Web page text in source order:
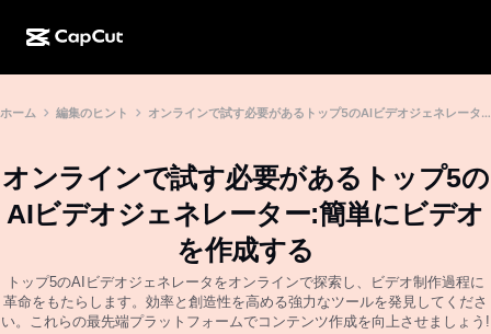
CapCutデスクトップ
CapCutオンライン
CapCut Pad
Dreamina AI
AI作成
動画スタジオ
AI動画ジェネレーター
AI画像ジェネレーター
機能
動画エディター＆ジェネレーター
画像エディター＆ジェネレーター
音声ジェネレーター＆エディター
ソーシャルメディアのテンプレート
ホリデーのテンプレート
その他
カレンダーのテンプレート
その他の情報
取り組み
アフィリエイト
パイオニアプログラム
ホーム 編集のヒント オンラインで試す必要があるトップ5のAIビデオジェネレーター:簡単にビデオを作成する
オンラインで試す必要があるトップ5の
AIビデオジェネレーター:簡単にビデオ
を作成する
トップ5のAIビデオジェネレータをオンラインで探索し、ビデオ制作過程に
革命をもたらします。効率と創造性を高める強力なツールを発見してくださ
い。これらの最先端プラットフォームでコンテンツ作成を向上させましょう!